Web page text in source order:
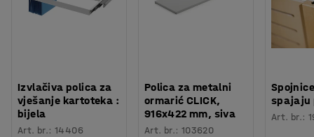
Izvlačiva polica za
vješanje kartoteka :
bijela
Art. br.:14406
Polica za metalni
ormarić CLICK,
916x422 mm, siva
Art. br.: 103620
spajaju
Art. br.: